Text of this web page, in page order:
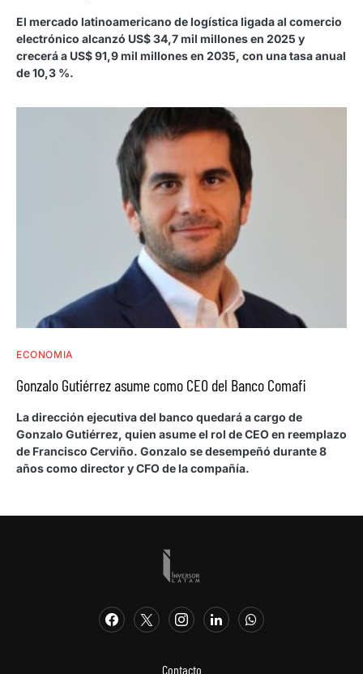
El mercado latinoamericano de logística ligada al comercio
electrónico alcanzó US$ 34,7 mil millones en 2025 y
crecerá a US$ 91,9 mil millones en 2035, con una tasa anual
de 10,3 %.
ECONOMIA
Gonzalo Gutiérrez asume como CEO del Banco Comafi
La dirección ejecutiva del banco quedará a cargo de
Gonzalo Gutiérrez, quien asume el rol de CEO en reemplazo
de Francisco Cerviño. Gonzalo se desempeñó durante 8
años como director y CFO de la compañía.
Contacto